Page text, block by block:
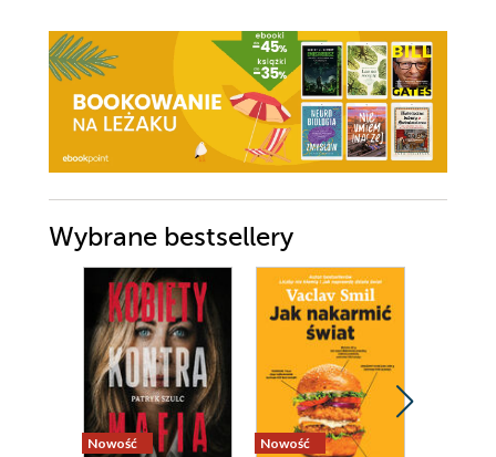
Wybrane bestsellery
Nowość
Nowość